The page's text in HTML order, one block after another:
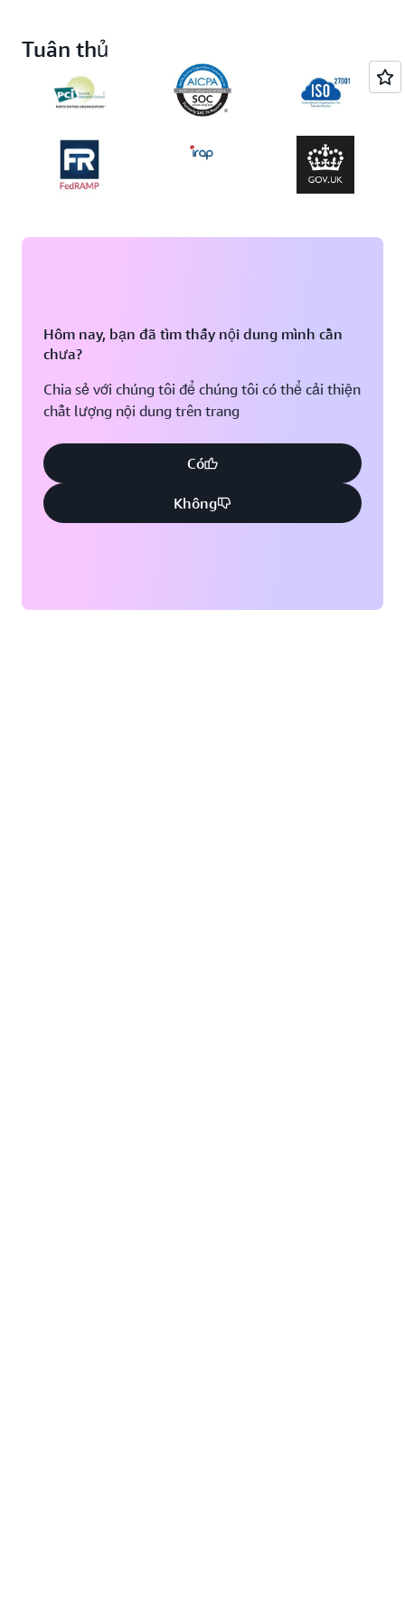
Tuân thủ
Hôm nay, bạn đã tìm thấy nội dung mình cần
chưa?
Chia sẻ với chúng tôi để chúng tôi có thể cải thiện
chất lượng nội dung trên trang
Có
Không